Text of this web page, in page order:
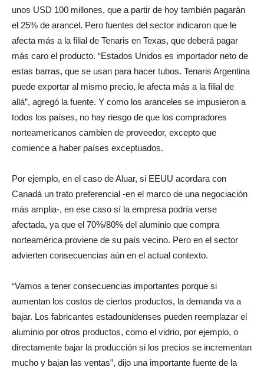
unos USD 100 millones, que a partir de hoy también pagarán
el 25% de arancel. Pero fuentes del sector indicaron que le
afecta más a la filial de Tenaris en Texas, que deberá pagar
más caro el producto. “Estados Unidos es importador neto de
estas barras, que se usan para hacer tubos. Tenaris Argentina
puede exportar al mismo precio, le afecta más a la filial de
allá”, agregó la fuente. Y como los aranceles se impusieron a
todos los países, no hay riesgo de que los compradores
norteamericanos cambien de proveedor, excepto que
comience a haber países exceptuados.
Por ejemplo, en el caso de Aluar, si EEUU acordara con
Canadá un trato preferencial -en el marco de una negociación
más amplia-, en ese caso sí la empresa podría verse
afectada, ya que el 70%/80% del aluminio que compra
norteamérica proviene de su país vecino. Pero en el sector
advierten consecuencias aún en el actual contexto.
“Vamos a tener consecuencias importantes porque si
aumentan los costos de ciertos productos, la demanda va a
bajar. Los fabricantes estadounidenses pueden reemplazar el
aluminio por otros productos, como el vidrio, por ejemplo, o
directamente bajar la producción si los precios se incrementan
mucho y bajan las ventas”, dijo una importante fuente de la